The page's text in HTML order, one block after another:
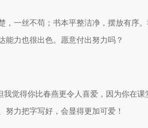
，一丝不苟；书本平整洁净，摆放有序
能力也很出色。愿意付出努力吗？
我觉得你比春燕更令人喜爱，因为你在
力把字写好，会显得更加可爱！